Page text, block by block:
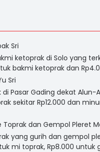
Sri
ketoprak di Solo yang
bakmi ketoprak dan
Sri
Pasar Gading dekat Alun-
sekitar Rp12.000 dan
Toprak dan Gempol Pleret
yang gurih dan gempol
mi toprak, Rp8.000 untuk